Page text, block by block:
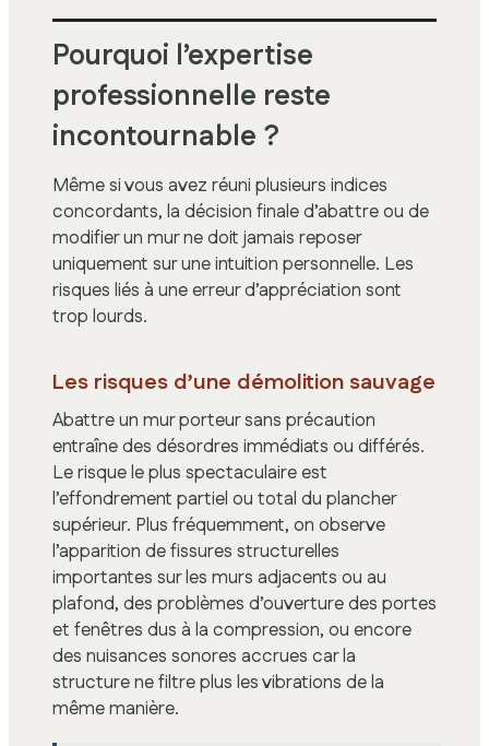
Pourquoi l’expertise
professionnelle reste
incontournable ?
Même si vous avez réuni plusieurs indices
concordants, la décision finale d’abattre ou de
modifier un mur ne doit jamais reposer
uniquement sur une intuition personnelle. Les
risques liés à une erreur d’appréciation sont
trop lourds.
Les risques d’une démolition sauvage
Abattre un mur porteur sans précaution
entraîne des désordres immédiats ou différés.
Le risque le plus spectaculaire est
l’effondrement partiel ou total du plancher
supérieur. Plus fréquemment, on observe
l’apparition de fissures structurelles
importantes sur les murs adjacents ou au
plafond, des problèmes d’ouverture des portes
et fenêtres dus à la compression, ou encore
des nuisances sonores accrues car la
structure ne filtre plus les vibrations de la
même manière.